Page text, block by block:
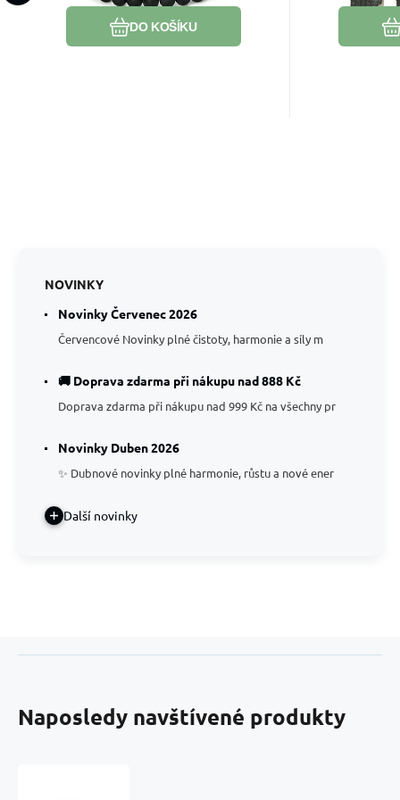
dobré nálady
DO KOŠÍKU
NOVINKY
Novinky Červenec 2026
Červencové Novinky plné čistoty, harmonie a síly m
🚚 Doprava zdarma při nákupu nad 888 Kč
Doprava zdarma při nákupu nad 999 Kč na všechny pr
Novinky Duben 2026
✨ Dubnové novinky plné harmonie, růstu a nové ener
Další novinky
Naposledy navštívené produkty